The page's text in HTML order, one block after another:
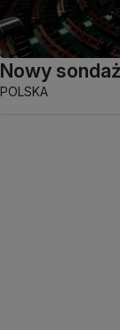
Nowy
POLSKA